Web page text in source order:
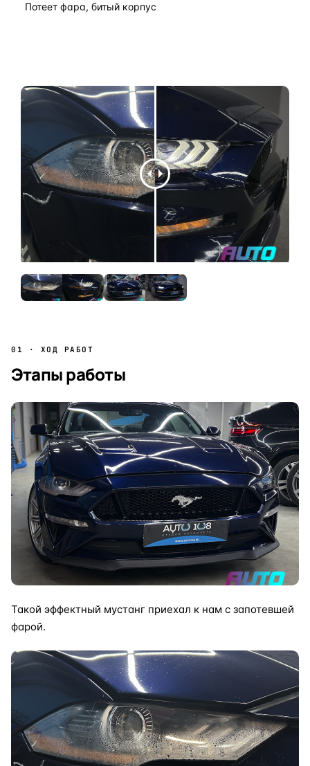
Потеет фара, битый корпус
01 · ХОД РАБОТ
Этапы работы
Такой эффектный мустанг приехал к нам с запотевшей
фарой.